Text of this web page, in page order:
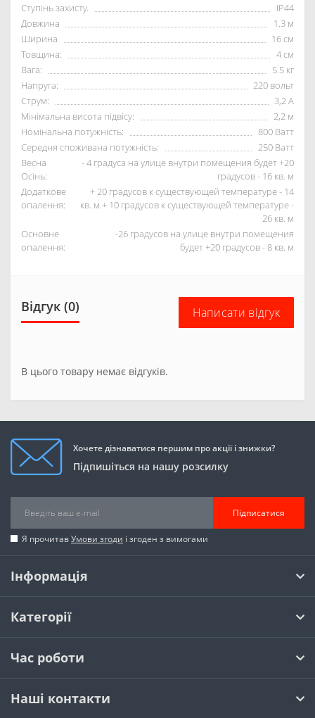
Ступінь захисту.
IP44
Довжина
1.3 м
Ширина
16 см
Товщина:
4 см
Вага:
5.5 кг
Напруга:
220 вольт
Струм:
3,2 А
Мінімальна висота підвісу:
2,2 м
Номінальна потужність:
800 Ватт
Середня споживана потужність:
250 Ватт
Весна
Осінь:
- 4 градуса на улице внутри помещения будет +20
градусов - 16 кв. м
Додаткове
опалення:
+ 20 градусов к существующей температуре - 14
кв. м.+ 10 градусов к существующей температуре -
26 кв. м
Основне
опалення:
-26 градусов на улице внутри помещения
будет +20 градусов - 8 кв. м
Відгук (0) Написати відгук
В цього товару немає відгуків.
Хочете дізнаватися першим про акції і знижки?
Підпишіться на нашу розсилку
Підписатися
Я прочитавУмови згоди і згоден з вимогами
Інформація
Категорії
Час роботи
Наші контакти